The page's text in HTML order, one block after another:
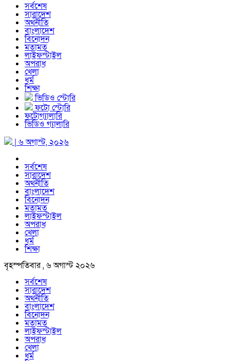
সর্বশেষ
সারাদেশ
অর্থনীতি
বাংলাদেশ
বিনোদন
মতামত
লাইফস্টাইল
অপরাধ
খেলা
ধর্ম
শিক্ষা
ভিডিও স্টোরি
ফটো স্টোরি
ফটোগ্যালারি
ভিডিও গ্যালারি
| ৬ অগাস্ট, ২০২৬
সর্বশেষ
সারাদেশ
অর্থনীতি
বাংলাদেশ
বিনোদন
মতামত
লাইফস্টাইল
অপরাধ
খেলা
ধর্ম
শিক্ষা
বৃহস্পতিবার , ৬ অগাস্ট ২০২৬
সর্বশেষ
সারাদেশ
অর্থনীতি
বাংলাদেশ
বিনোদন
মতামত
লাইফস্টাইল
অপরাধ
খেলা
ধর্ম